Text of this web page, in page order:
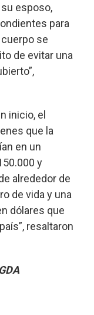
esposo,
para
se
de evitar una
inicio, el
que la
en un
y
alrededor de
de vida y una
dólares que
resaltaron